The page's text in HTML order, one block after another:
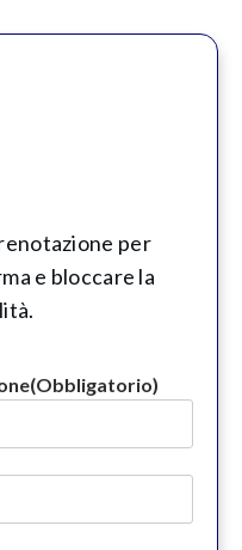
per
e bloccare la
(Obbligatorio)